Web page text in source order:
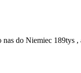
do Niemiec 189tys